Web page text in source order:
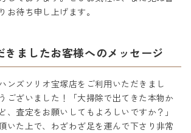
お待ち申し上げます。
きましたお客様へのメッセージ
ンズソリオ宝塚店をご利用いただきまし
ございました！「大掃除で出てきた本物か
、査定をお願いしてもよろしいですか？」
いた上で、わざわざ足を運んで下さり非常